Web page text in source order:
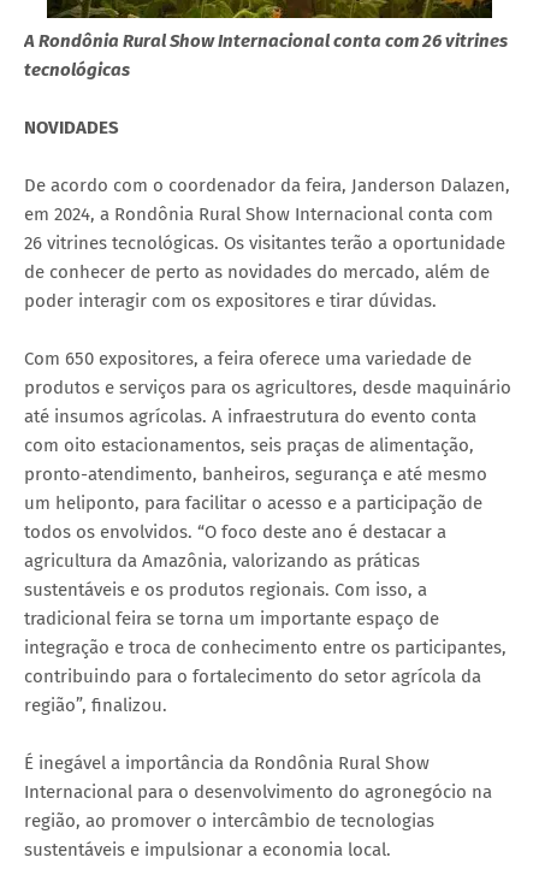
A Rondônia Rural Show Internacional conta com 26 vitrines
tecnológicas
NOVIDADES
De acordo com o coordenador da feira, Janderson Dalazen,
em 2024, a Rondônia Rural Show Internacional conta com
26 vitrines tecnológicas. Os visitantes terão a oportunidade
de conhecer de perto as novidades do mercado, além de
poder interagir com os expositores e tirar dúvidas.
Com 650 expositores, a feira oferece uma variedade de
produtos e serviços para os agricultores, desde maquinário
até insumos agrícolas. A infraestrutura do evento conta
com oito estacionamentos, seis praças de alimentação,
pronto-atendimento, banheiros, segurança e até mesmo
um heliponto, para facilitar o acesso e a participação de
todos os envolvidos. “O foco deste ano é destacar a
agricultura da Amazônia, valorizando as práticas
sustentáveis e os produtos regionais. Com isso, a
tradicional feira se torna um importante espaço de
integração e troca de conhecimento entre os participantes,
contribuindo para o fortalecimento do setor agrícola da
região”, finalizou.
É inegável a importância da Rondônia Rural Show
Internacional para o desenvolvimento do agronegócio na
região, ao promover o intercâmbio de tecnologias
sustentáveis e impulsionar a economia local.